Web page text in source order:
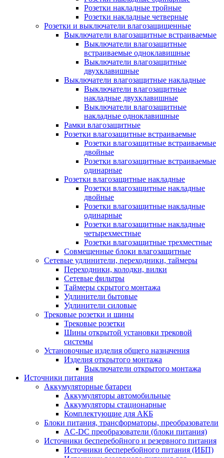
Розетки накладные тройные
Розетки накладные четверные
Розетки и выключатели влагозащищенные
Выключатели влагозащитные встраиваемые
Выключатели влагозащитные
встраиваемые одноклавишные
Выключатели влагозащитные
двухклавишные
Выключатели влагозащитные накладные
Выключатели влагозащитные
накладные двухклавишные
Выключатели влагозащитные
накладные одноклавишные
Рамки влагозащитные
Розетки влагозащитные встраиваемые
Розетки влагозащитные встраиваемые
двойные
Розетки влагозащитные встраиваемые
одинарные
Розетки влагозащитные накладные
Розетки влагозащитные накладные
двойные
Розетки влагозащитные накладные
одинарные
Розетки влагозащитные накладные
четырехместные
Розетки влагозащитные трехместные
Совмещенные блоки влагозащитные
Сетевые удлинители, переходники, таймеры
Переходники, колодки, вилки
Сетевые фильтры
Таймеры скрытого монтажа
Удлинители бытовые
Удлинители силовые
Трековые розетки и шины
Трековые розетки
Шины открытой установки трековой
системы
Установочные изделия общего назначения
Изделия открытого монтажа
Выключатели открытого монтажа
Источники питания
Аккумуляторные батареи
Аккумуляторы автомобильные
Аккумуляторы стационарные
Комплектующие для АКБ
Блоки питания, трансформаторы, преобразователи
AC-DC преобразователи (блоки питания)
Источники бесперебойного и резервного питания
Источники бесперебойного питания (ИБП)